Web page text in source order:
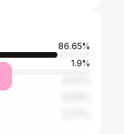
86.65%
1.9%